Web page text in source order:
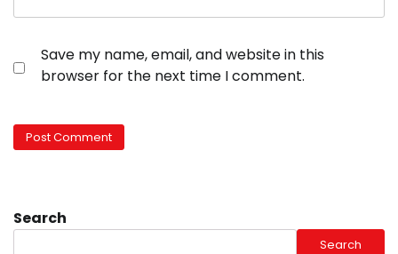
Save my name, email, and website in this
browser for the next time I comment.
Search
Search